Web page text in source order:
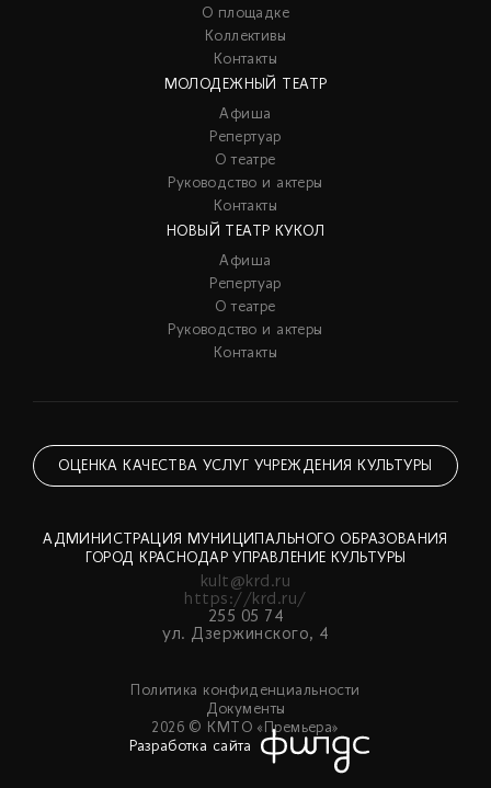
О площадке
Коллективы
Контакты
МОЛОДЕЖНЫЙ ТЕАТР
Афиша
Репертуар
О театре
Руководство и актеры
Контакты
НОВЫЙ ТЕАТР КУКОЛ
Афиша
Репертуар
О театре
Руководство и актеры
Контакты
ОЦЕНКА КАЧЕСТВА УСЛУГ УЧРЕЖДЕНИЯ КУЛЬТУРЫ
АДМИНИСТРАЦИЯ МУНИЦИПАЛЬНОГО ОБРАЗОВАНИЯ
ГОРОД КРАСНОДАР УПРАВЛЕНИЕ КУЛЬТУРЫ
kult@krd.ru
https://krd.ru/
255 05 74
ул. Дзержинского, 4
Политика конфиденциальности
Документы
2026 © КМТО «Премьера»
Разработка сайта